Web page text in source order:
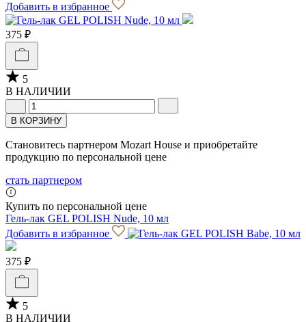
Добавить в избранное
375 ₽
5
В НАЛИЧИИ
В КОРЗИНУ
Становитесь партнером Mozart House и приобретайте
продукцию по персональной цене
стать партнером
Купить по персональной цене
Гель-лак GEL POLISH Nude, 10 мл
Добавить в избранное
375 ₽
5
В НАЛИЧИИ